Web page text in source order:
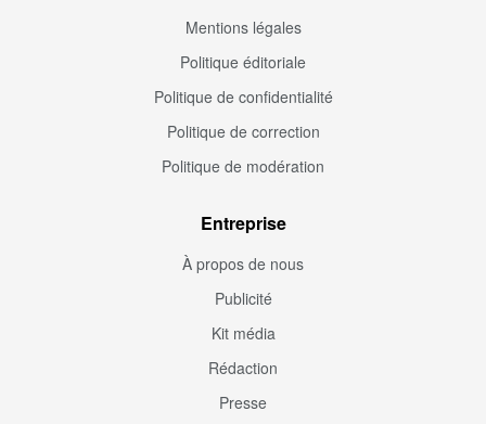
Mentions légales
Politique éditoriale
Politique de confidentialité
Politique de correction
Politique de modération
Entreprise
À propos de nous
Publicité
Kit média
Rédaction
Presse